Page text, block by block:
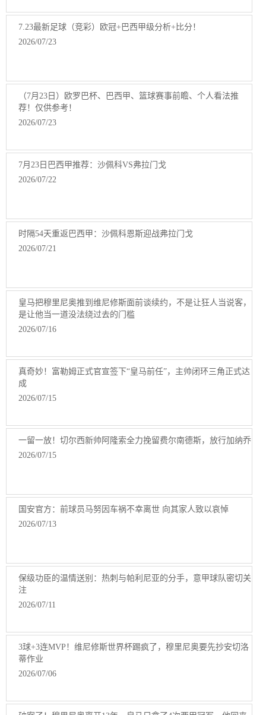
7.23最新足球（竞彩）欧冠+巴西甲级分析+比分！
2026/07/23
（7月23日）欧罗巴杯、巴西甲、篮球赛事前瞻、个人看法推
荐！仅供参考！
2026/07/23
7月23日巴西甲推荐：沙佩科VS弗拉门戈
2026/07/22
时隔54天重返巴西甲：沙佩科恩斯迎战弗拉门戈
2026/07/21
皇马把穆里尼奥推到维尼修斯面前谈续约，不是让狂人当说客，
是让他当一道没法绕过去的门槛
2026/07/16
真奇妙！富勒姆正式官宣签下“皇马前任”，主帅闭环三角正式达
成
2026/07/15
一留一放！切尔西新帅阿隆索全力挽留费尔南德斯，放行加纳乔
2026/07/15
国安官方：前球员马努因车祸不幸离世 向其家人致以哀悼
2026/07/13
保级功臣的温情送别：热刺与帕利尼亚的分手，意甲球队密切关
注
2026/07/11
3球+3连MVP！维尼修斯世界杯踢疯了，穆里尼奥要先抄安切洛
蒂作业
2026/07/06